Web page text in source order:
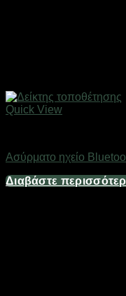
Quick View
Ασύρματο ηχείο
Διαβάστε